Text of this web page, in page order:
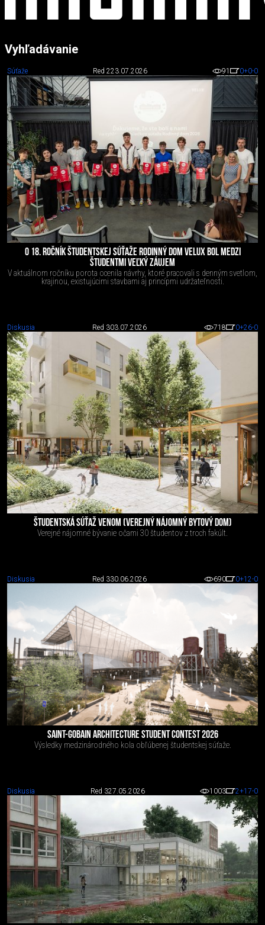
Vyhľadávanie
Súťaže Red 223.07.2026 91 0+0-0
O 18. ROČNÍK ŠTUDENTSKEJ SÚŤAŽE RODINNÝ DOM VELUX BOL MEDZI
ŠTUDENTMI VEĽKÝ ZÁUJEM
V aktuálnom ročníku porota ocenila návrhy, ktoré pracovali s denným svetlom,
krajinou, existujúcimi stavbami aj princípmi udržateľnosti.
Diskusia Red 303.07.2026 718 0+26-0
ŠTUDENTSKÁ SÚŤAŽ VENOM (VEREJNÝ NÁJOMNÝ BYTOVÝ DOM)
Verejné nájomné bývanie očami 30 študentov z troch fakúlt.
Diskusia Red 330.06.2026 690 0+12-0
SAINT-GOBAIN ARCHITECTURE STUDENT CONTEST 2026
Výsledky medzinárodného kola obľúbenej študentskej súťaže.
Diskusia Red 327.05.2026 1003 2+17-0